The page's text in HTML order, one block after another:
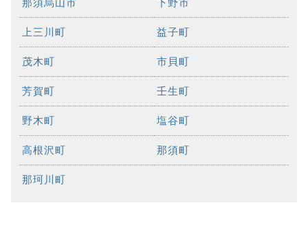
上三川町 益子町
茂木町 市貝町
芳賀町 壬生町
野木町 塩谷町
高根沢町 那須町
那珂川町